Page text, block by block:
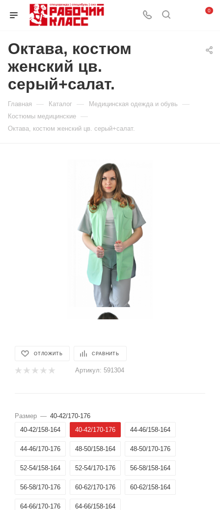
0
Октава, костюм
женский цв.
серый+салат.
Главная — Каталог — Медицинская одежда и обувь —
Костюмы медицинские —
Октава, костюм женский цв. серый+салат.
ОТЛОЖИТЬ СРАВНИТЬ
Артикул: 591304
Размер — 40-42/170-176
40-42/158-164
40-42/170-176 44-46/158-164
44-46/170-176 48-50/158-164 48-50/170-176
52-54/158-164 52-54/170-176 56-58/158-164
56-58/170-176 60-62/170-176 60-62/158-164
64-66/170-176 64-66/158-164